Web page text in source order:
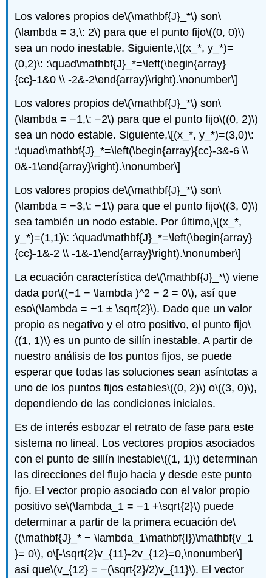
Los valores propios de\(\mathbf{J}_*\) son\
(\lambda = 3,\: 2\) para que el punto fijo\((0, 0)\)
sea un nodo inestable. Siguiente,\[(x_*, y_*)=
(0,2)\: :\quad\mathbf{J}_*=\left(\begin{array}
{cc}-1&0 \\ -2&-2\end{array}\right).\nonumber\]
Los valores propios de\(\mathbf{J}_*\) son\
(\lambda = −1,\: −2\) para que el punto fijo\((0, 2)\)
sea un nodo estable. Siguiente,\[(x_*, y_*)=(3,0)\:
:\quad\mathbf{J}_*=\left(\begin{array}{cc}-3&-6 \\
0&-1\end{array}\right).\nonumber\]
Los valores propios de\(\mathbf{J}_*\) son\
(\lambda = −3,\: −1\) para que el punto fijo\((3, 0)\)
sea también un nodo estable. Por último,\[(x_*,
y_*)=(1,1)\: :\quad\mathbf{J}_*=\left(\begin{array}
{cc}-1&-2 \\ -1&-1\end{array}\right).\nonumber\]
La ecuación característica de\(\mathbf{J}_*\) viene
dada por\((−1 − \lambda )^2 − 2 = 0\), así que
eso\(\lambda = −1 ± \sqrt{2}\). Dado que un valor
propio es negativo y el otro positivo, el punto fijo\
((1, 1)\) es un punto de sillín inestable. A partir de
nuestro análisis de los puntos fijos, se puede
esperar que todas las soluciones sean asíntotas a
uno de los puntos fijos estables\((0, 2)\) o\((3, 0)\),
dependiendo de las condiciones iniciales.
Es de interés esbozar el retrato de fase para este
sistema no lineal. Los vectores propios asociados
con el punto de sillín inestable\((1, 1)\) determinan
las direcciones del flujo hacia y desde este punto
fijo. El vector propio asociado con el valor propio
positivo se\(\lambda_1 = −1 +\sqrt{2}\) puede
determinar a partir de la primera ecuación de\
((\mathbf{J}_* − \lambda_1\mathbf{I})\mathbf{v_1
}= 0\), o\[-\sqrt{2}v_{11}-2v_{12}=0,\nonumber\]
así que\(v_{12} = −(\sqrt{2}/2)v_{11}\). El vector